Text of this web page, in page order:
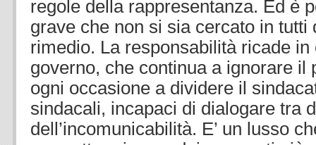
regole della rappresentanza. Ed è
grave che non si sia cercato in tutti
rimedio. La responsabilità ricade
governo, che continua a ignorare il
ogni occasione a dividere il
sindacali, incapaci di dialogare tra
dell’incomunicabilità. E’ un lusso